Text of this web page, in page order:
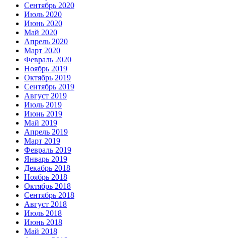
Сентябрь 2020
Июль 2020
Июнь 2020
Май 2020
Апрель 2020
Март 2020
Февраль 2020
Ноябрь 2019
Октябрь 2019
Сентябрь 2019
Август 2019
Июль 2019
Июнь 2019
Май 2019
Апрель 2019
Март 2019
Февраль 2019
Январь 2019
Декабрь 2018
Ноябрь 2018
Октябрь 2018
Сентябрь 2018
Август 2018
Июль 2018
Июнь 2018
Май 2018